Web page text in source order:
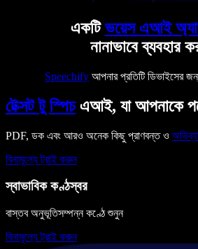
একটিভয়েস এআই
নানাভাবে ব্যবহার
Speechify আপনার প্রতিটি ডিভাইসের
টেক্সট টু স্পিচএআই, যা আপনাকে
PDF, ডক এবং আরও অনেক কিছু প্রাণবন্ত ও
বিনামূল্যে ট্রাই করুন
স্বাভাবিক কণ্ঠস্বর
বাস্তব অনুভূতিসম্পন্ন কণ্ঠে শুনুন
বিনামূল্যে ট্রাই করুন